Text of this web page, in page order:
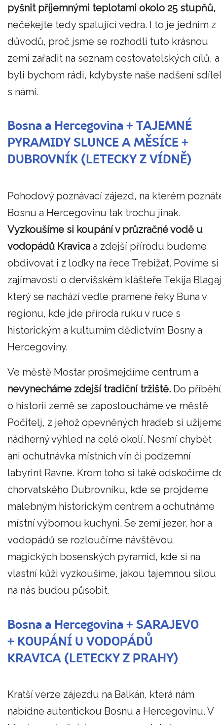
pyšnit příjemnými teplotami okolo 25 stupňů,
nečekejte tedy spalující vedra. I to je jedním z
důvodů, proč jsme se rozhodli tuto krásnou
zemi zařadit na seznam cestovatelských cílů, a
byli bychom rádi, kdybyste naše nadšení
s námi.
Bosna a Hercegovina + TAJEMNÉ
PYRAMIDY SLUNCE A MĚSÍCE +
DUBROVNÍK (LETECKY Z VÍDNĚ)
Pohodový poznávací zájezd, na kterém
Bosnu a Hercegovinu tak trochu jinak.
Vyzkoušíme si koupání v průzračné vodě u
vodopádů Kravica a zdejší přírodu budeme
obdivovat i z loďky na řece Trebižat. Povíme si
zajímavosti o dervišském klášteře Tekija
který se nachází vedle pramene řeky Buna v
regionu, kde jde příroda ruku v ruce s
historickým a kulturním dědictvím Bosny a
Hercegoviny.
Ve městě Mostar prošmejdíme centrum a
nevynecháme zdejší tradiční tržiště. Do
o historii země se zaposloucháme ve městě
Počitelj, z jehož opevněných hradeb si
nádherný výhled na celé okolí. Nesmí chybět
ani ochutnávka místních vín či podzemní
labyrint Ravne. Krom toho si také odskočíme
chorvatského Dubrovníku, kde se projdeme
malebným historickým centrem a ochutnáme
místní výbornou kuchyni. Se zemí jezer, hor a
vodopádů se rozloučíme návštěvou
magických bosenských pyramid, kde si na
vlastní kůži vyzkoušíme, jakou tajemnou silou
na nás budou působit.
Bosna a Hercegovina + SARAJEVO
+ KOUPÁNÍ U VODOPÁDŮ
KRAVICA (LETECKY Z PRAHY)
Kratší verze zájezdu na Balkán, která nám
nabídne autentickou Bosnu a Hercegovinu. V